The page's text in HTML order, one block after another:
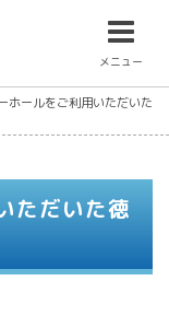
メニュー
ホールをご利用いただいた
ただいた徳